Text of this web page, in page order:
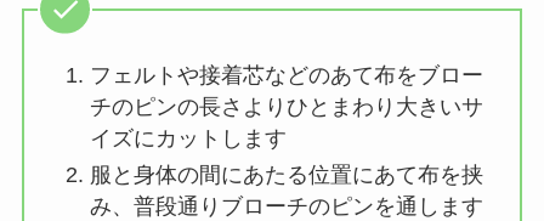
フェルトや接着芯などのあて布をブロー
チのピンの長さよりひとまわり大きいサ
イズにカットします
服と身体の間にあたる位置にあて布を挟
み、普段通りブローチのピンを通します